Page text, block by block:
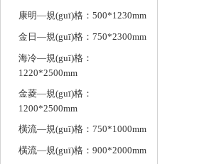
康明—規(guī)格：500*1230mm
金日—規(guī)格：750*2300mm
海冷—規(guī)格：
1220*2500mm
金菱—規(guī)格：
1200*2500mm
橫流—規(guī)格：750*1000mm
橫流—規(guī)格：900*2000mm